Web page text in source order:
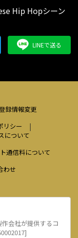
Hip Hopシーン
LINEで送る
録情報変更
リシー
について
通信料について
わせ
会社が提供するコ